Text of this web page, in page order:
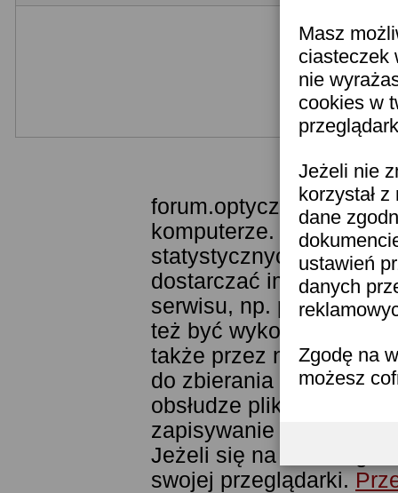
Masz
ciasteczek
nie
cookies w
Jeżeli nie
korzystał
dane
ustawień
danych
Zgodę na
możesz
forum.optyczne.pl
komputerze.
statystycznych.
dostarczać im
serwisu, np. poprzez
też być
także przez narzędzie
do zbierania statystyk.
obsłudze plików
zapisywanie ich w
Jeżeli się na to nie
swojej przeglądarki.